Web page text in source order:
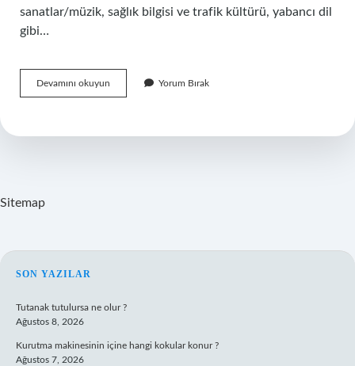
sanatlar/müzik, sağlık bilgisi ve trafik kültürü, yabancı dil
gibi…
Devamını okuyun Anatomi
Kaçıncı
Yorum Bırak
Sitemap
SIDEBAR
SON YAZILAR
Tutanak tutulursa ne olur ?
Ağustos 8, 2026
Kurutma makinesinin içine hangi kokular konur ?
Ağustos 7, 2026